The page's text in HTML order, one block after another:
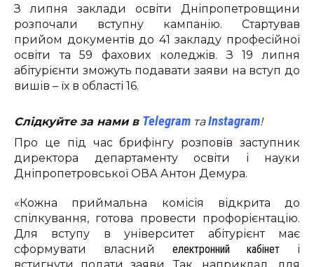
З липня заклади освіти Дніпропетровщини
розпочали вступну кампанію. Стартував
прийом документів до 41 закладу професійної
освіти та 59 фахових коледжів. З 19 липня
абітурієнти зможуть подавати заяви на вступ до
вишів – їх в області 16.
Слідкуйте за нами в Telegram таInstagram!
Про це під час брифінгу розповів заступник
директора департаменту освіти і науки
Дніпропетровської ОВА Антон Демура.
«Кожна приймальна комісія відкрита до
спілкування, готова провести профорієнтацію.
Для вступу в університет абітурієнт має
сформувати власний електронний кабінет і